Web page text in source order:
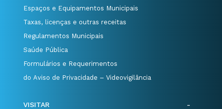
Espaços e Equipamentos Municipais
Taxas, licenças e outras receitas
Regulamentos Municipais
Saúde Pública
Formulários e Requerimentos
do Aviso de Privacidade – Videovigilância
VISITAR